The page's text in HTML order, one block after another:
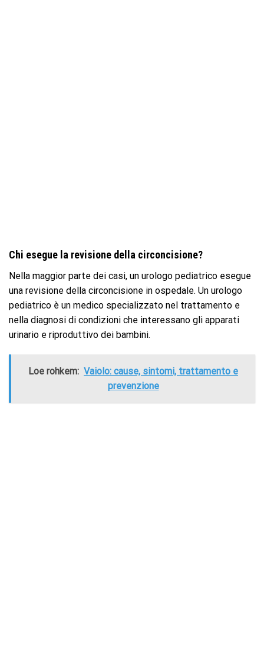
Chi esegue la revisione della circoncisione?
Nella maggior parte dei casi, un urologo pediatrico esegue
una revisione della circoncisione in ospedale. Un urologo
pediatrico è un medico specializzato nel trattamento e
nella diagnosi di condizioni che interessano gli apparati
urinario e riproduttivo dei bambini.
Loe rohkem: Vaiolo: cause, sintomi, trattamento e
prevenzione